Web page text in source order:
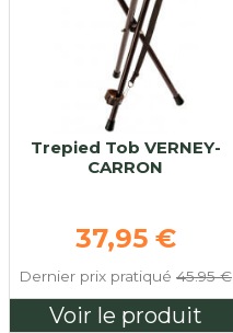
Trepied Tob VERNEY-
CARRON
Prix de base
37,95 €
Dernier prix pratiqué 45.95 €
Voir le produit